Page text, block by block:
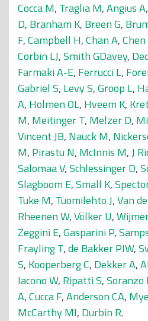
Cocca M, Traglia M,Angius A,
D, Branham K, Breen G,
F,Campbell H,Chan A,Chen
Corbin LJ,Smith GDavey,
Farmaki A-E, Ferrucci L,
Gabriel S, Levy S,Groop L,
A, Holmen OL, Hveem K,
M, Meitinger T, Melzer D,
Vincent JB, Nauck M,
M, Pirastu N, McInnis M,J
Salomaa V,Schlessinger D,
Slagboom E,Small K,
Tuke M, Tuomilehto J,Van
Rheenen W,Völker U,
Zeggini E,Gasparini P,
Frayling T,de Bakker PIW,
S, Kooperberg C, Dekker A,
Iacono W, Ripatti S,Soranzo
A,Cucca F,Anderson CA,
McCarthy MI, Durbin R.